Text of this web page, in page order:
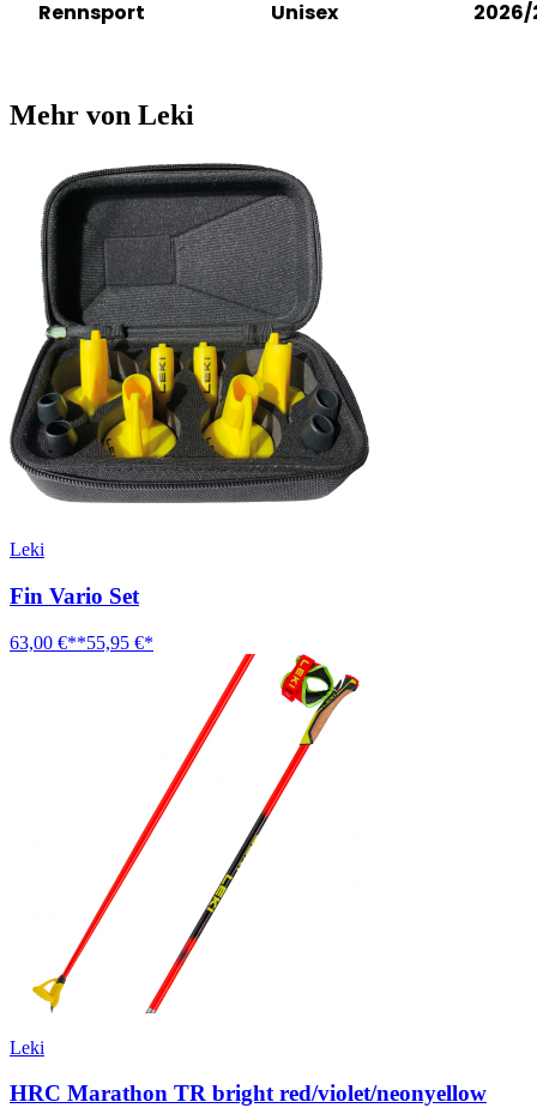
Rennsport Unisex 2026/
Mehr von Leki
Leki
Fin Vario Set
63,00 €**55,95 €*
Leki
HRC Marathon TR bright red/violet/neonyellow